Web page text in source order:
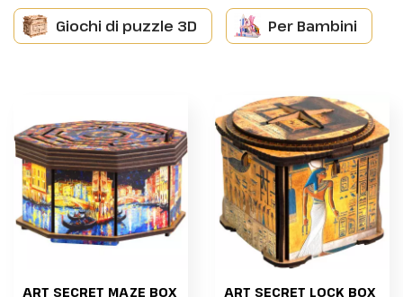
Giochi di puzzle 3D Per Bambini
ART SECRET MAZE BOX ART SECRET LOCK BOX